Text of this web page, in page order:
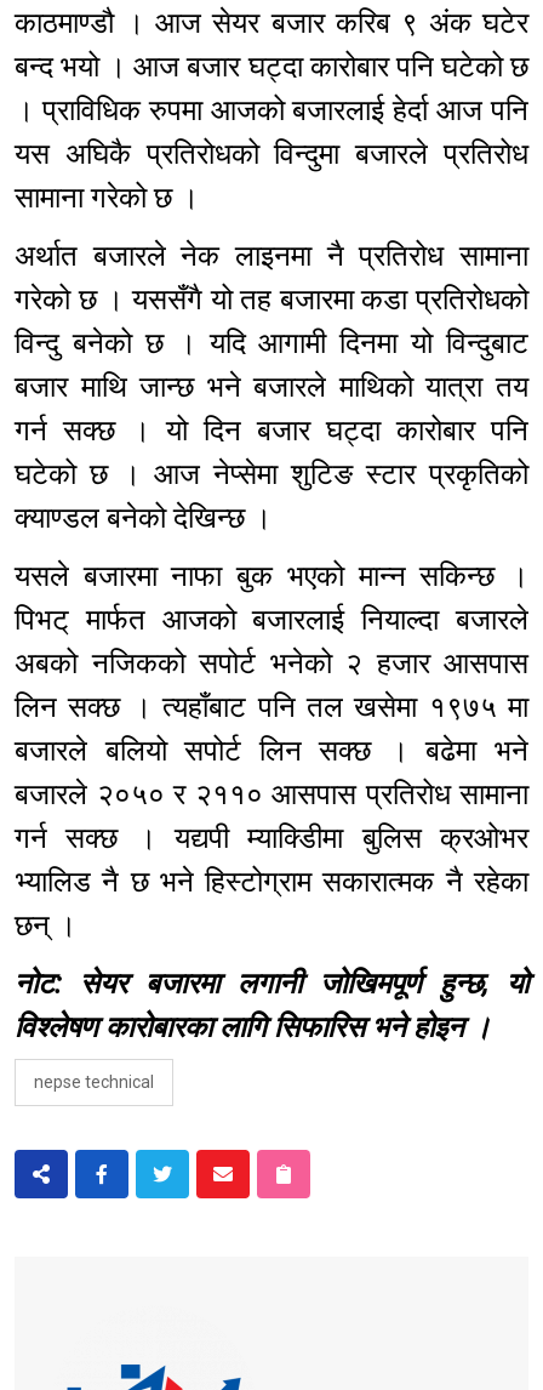
काठमाण्डौ । आज सेयर बजार करिब ९ अंक घटेर
बन्द भयो । आज बजार घट्दा कारोबार पनि घटेको छ
। प्राविधिक रुपमा आजको बजारलाई हेर्दा आज पनि
यस अघिकै प्रतिरोधको विन्दुमा बजारले प्रतिरोध
सामाना गरेको छ ।
अर्थात बजारले नेक लाइनमा नै प्रतिरोध सामाना
गरेको छ । यससँगै यो तह बजारमा कडा प्रतिरोधको
विन्दु बनेको छ । यदि आगामी दिनमा यो विन्दुबाट
बजार माथि जान्छ भने बजारले माथिको यात्रा तय
गर्न सक्छ । यो दिन बजार घट्दा कारोबार पनि
घटेको छ । आज नेप्सेमा शुटिङ स्टार प्रकृतिको
क्याण्डल बनेको देखिन्छ ।
यसले बजारमा नाफा बुक भएको मान्न सकिन्छ ।
पिभट् मार्फत आजको बजारलाई नियाल्दा बजारले
अबको नजिकको सपोर्ट भनेको २ हजार आसपास
लिन सक्छ । त्यहाँबाट पनि तल खसेमा १९७५ मा
बजारले बलियो सपोर्ट लिन सक्छ । बढेमा भने
बजारले २०५० र २११० आसपास प्रतिरोध सामाना
गर्न सक्छ । यद्यपी म्याक्डिीमा बुलिस क्रओभर
भ्यालिड नै छ भने हिस्टोग्राम सकारात्मक नै रहेका
छन् ।
नोट: सेयर बजारमा लगानी जोखिमपूर्ण हुन्छ, यो
विश्लेषण कारोबारका लागि सिफारिस भने होइन ।
nepse technical